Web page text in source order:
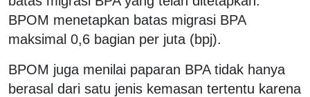
BPOM menetapkan batas migrasi BPA
maksimal 0,6 bagian per juta (bpj).
BPOM juga menilai paparan BPA tidak hanya
berasal dari satu jenis kemasan tertentu karena